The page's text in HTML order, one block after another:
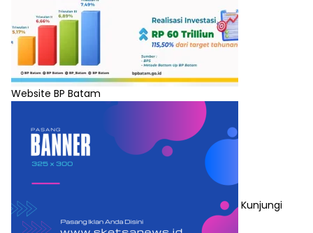
Website BP Batam
Kunjungi